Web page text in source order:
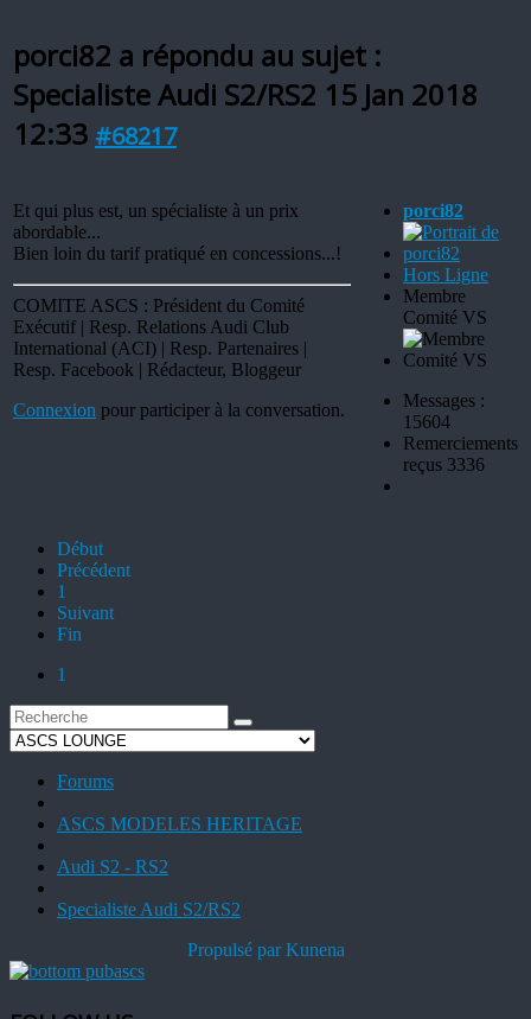
porci82 a répondu au sujet :
Specialiste Audi S2/RS2 15 Jan 2018
12:33 #68217
Et qui plus est, un spécialiste à un prix
abordable...
Bien loin du tarif pratiqué en concessions...!
COMITE ASCS : Président du Comité
Exécutif | Resp. Relations Audi Club
International (ACI) | Resp. Partenaires |
Resp. Facebook | Rédacteur, Bloggeur
Connexion pour participer à la conversation.
porci82
Hors Ligne
Membre
Comité VS
Messages :
15604
Remerciements
reçus 3336
Début
Précédent
1
Suivant
Fin
1
Forums
ASCS MODELES HERITAGE
Audi S2 - RS2
Specialiste Audi S2/RS2
Propulsé parKunena